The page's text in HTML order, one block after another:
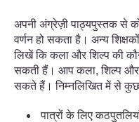
अपनी अंग्रेज़ी पाठ्यपुस्तक से
वर्णन हो सकता है। अन्य
लिखें कि कला और शिल्प की
सकती हैं। आप कला, शिल्प और
सकते हैं। निम्नलिखित में से कुछ
पात्रों के लिए